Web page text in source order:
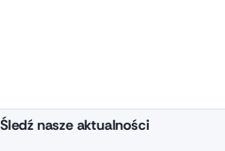
Śledź nasze aktualności